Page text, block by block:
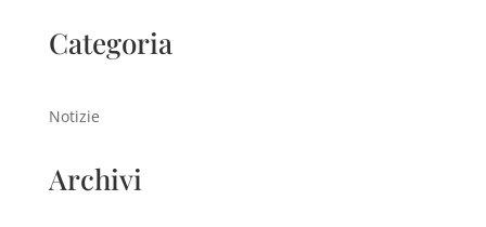
Categoria
Notizie
Archivi